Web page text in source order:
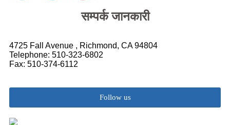
सम्पर्क जानकारी
4725 Fall Avenue , Richmond, CA 94804
Telephone: 510-323-6802
Fax: 510-374-6112
Follow us